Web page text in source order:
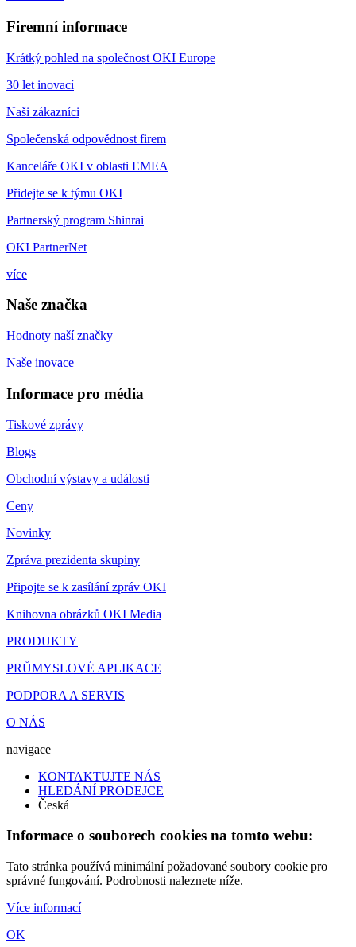
Firemní informace
Krátký pohled na společnost OKI Europe
30 let inovací
Naši zákazníci
Společenská odpovědnost firem
Kanceláře OKI v oblasti EMEA
Přidejte se k týmu OKI
Partnerský program Shinrai
OKI PartnerNet
více
Naše značka
Hodnoty naší značky
Naše inovace
Informace pro média
Tiskové zprávy
Blogs
Obchodní výstavy a události
Ceny
Novinky
Zpráva prezidenta skupiny
Připojte se k zasílání zpráv OKI
Knihovna obrázků OKI Media
PRODUKTY
PRŮMYSLOVÉ APLIKACE
PODPORA A SERVIS
O NÁS
navigace
KONTAKTUJTE NÁS
HLEDÁNÍ PRODEJCE
Česká
Informace o souborech cookies na tomto webu:
Tato stránka používá minimální požadované soubory cookie pro
správné fungování. Podrobnosti naleznete níže.
Více informací
OK